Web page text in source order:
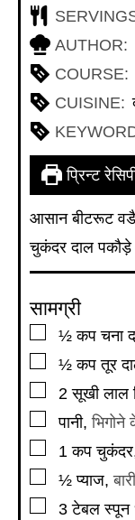
AUTHOR:
COURSE:
CUISINE:
प्रिन्ट
आसान बीटरूट वडै
चुकंदर दाल पकौड़े
सामग्री
▢
½ कप चना
▢
½ कप तूर
▢
2 सूखी लाल
▢
पानी,भिगोने
▢
1 कप चुकंदर
▢
½ प्याज,
▢
3 टेबल स्पून